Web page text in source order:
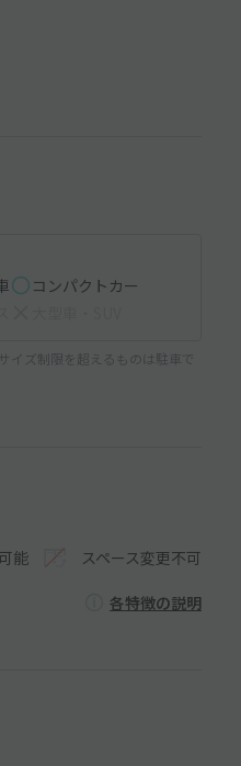
コンパクトカー
イズ制限を超えるものは駐車で
能 スペース変更不可
各特徴の説明